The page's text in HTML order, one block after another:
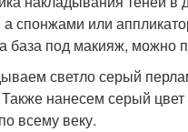
а спонжами или
база под макияж, можно
светло серый
Также нанесем серый
всему веку.